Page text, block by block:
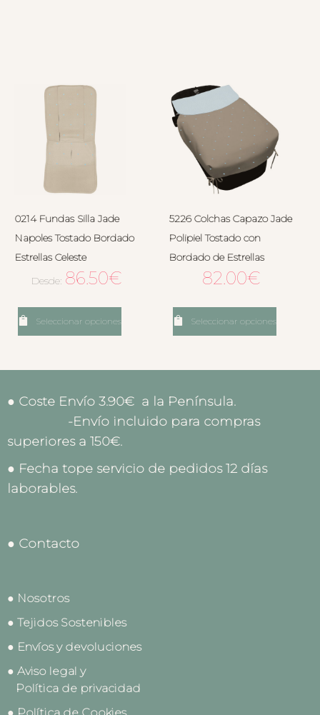
0214 Fundas Silla Jade
Napoles Tostado Bordado
Estrellas Celeste
Desde: 86.50€
Seleccionar opciones
5226 Colchas Capazo Jade
Polipiel Tostado con
Bordado de Estrellas
82.00€
Seleccionar opciones
● Coste Envío 3.90€ a la Península.
-Envío incluido para compras
superiores a 150€.
● Fecha tope servicio de pedidos 12 días
laborables.
● Contacto
● Nosotros
● Tejidos Sostenibles
● Envíos y devoluciones
● Aviso legal y
Política de privacidad